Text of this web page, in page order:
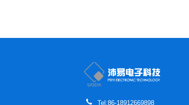
Tel:86-18912669898